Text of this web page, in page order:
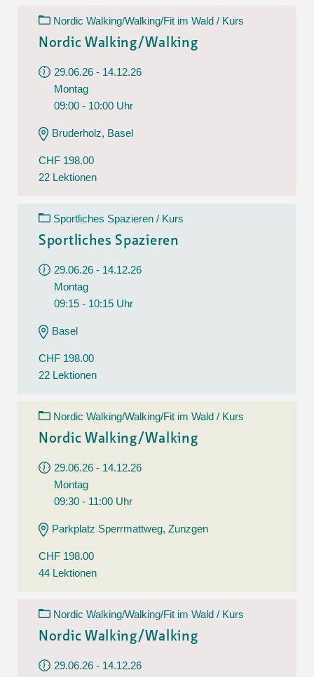
Nordic Walking/Walking/Fit im Wald / Kurs
Nordic Walking/Walking
29.06.26 - 14.12.26
Montag
09:00 - 10:00 Uhr
Bruderholz, Basel
CHF 198.00
22 Lektionen
Sportliches Spazieren / Kurs
Sportliches Spazieren
29.06.26 - 14.12.26
Montag
09:15 - 10:15 Uhr
Basel
CHF 198.00
22 Lektionen
Nordic Walking/Walking/Fit im Wald / Kurs
Nordic Walking/Walking
29.06.26 - 14.12.26
Montag
09:30 - 11:00 Uhr
Parkplatz Sperrmattweg, Zunzgen
CHF 198.00
44 Lektionen
Nordic Walking/Walking/Fit im Wald / Kurs
Nordic Walking/Walking
29.06.26 - 14.12.26